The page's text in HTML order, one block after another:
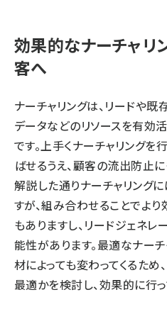
効果的なナーチャリ
客へ
ナーチャリングは、リードや
データなどのリソースを有効
です。上手くナーチャリング
ばせるうえ、顧客の流出防止
解説した通りナーチャリング
すが、組み合わせることでよ
もありますし、リードジェネ
能性があります。最適なナー
材によっても変わってくるた
最適かを検討し、効果的に行っ